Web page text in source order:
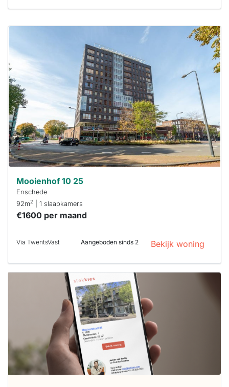
maken moet je
Stekkies helpt
Mooienhof 10 25
Enschede
92m2 | 1 slaapkamers
€1600 per maand
Via TwentsVast Aangeboden sinds 2 Bekijk woning